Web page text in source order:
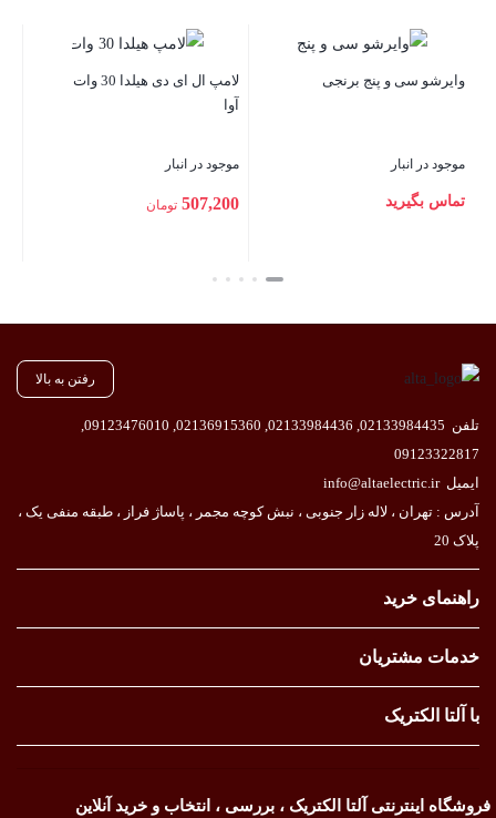
موجود در انبار
507,200 تومان
لامپ ال ای دی یوفو 30 وات سهند
615,900 تومان
رفتن به بالا
تلفن 02133984435
02133984436
02136915360
09123476010
09123322817
ایمیلinfo@altaelectric.ir
آدرس : تهران ، لاله زار جنوبی ، نبش کوچه مجمر ، پاساژ فراز ، طبقه منفی یک ،
پلاک 20
راهنمای خرید
خدمات مشتریان
با آلتا الکتریک
فروشگاه اینترنتی آلتا الکتریک ، بررسی ، انتخاب و خرید آنلاین